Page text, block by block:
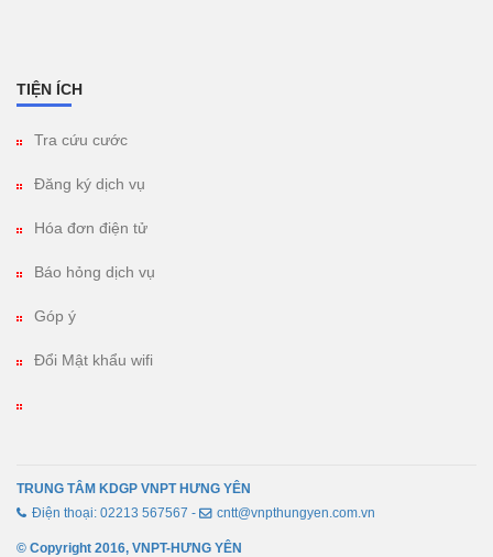
TIỆN ÍCH
Tra cứu cước
Đăng ký dịch vụ
Hóa đơn điện tử
Báo hỏng dịch vụ
Góp ý
Đổi Mật khẩu wifi
TRUNG TÂM KDGP VNPT HƯNG YÊN
Điện thoại: 02213 567567 -
cntt@vnpthungyen.com.vn
© Copyright 2016, VNPT-HƯNG YÊN